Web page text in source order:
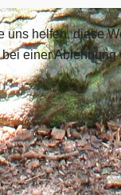
helfen, diese
einer